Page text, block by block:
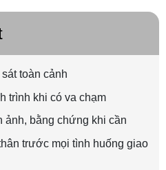
toàn cảnh
trình khi có va chạm
ảnh, bằng chứng khi cần
trước mọi tình huống giao